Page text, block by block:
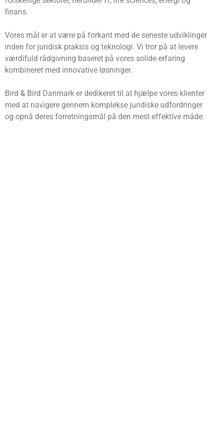
finans.
Vores mål er at være på forkant med de seneste udviklinger
inden for juridisk praksis og teknologi. Vi tror på at levere
værdifuld rådgivning baseret på vores solide erfaring
kombineret med innovative løsninger.
Bird & Bird Danmark er dedikeret til at hjælpe vores klienter
med at navigere gennem komplekse juridiske udfordringer
og opnå deres forretningsmål på den mest effektive måde.